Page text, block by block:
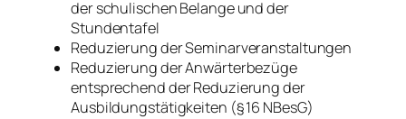
der schulischen Belange und der
Stundentafel
Reduzierung der Seminarveranstaltungen
Reduzierung der Anwärterbezüge
entsprechend der Reduzierung der
Ausbildungstätigkeiten (§ 16 NBesG)